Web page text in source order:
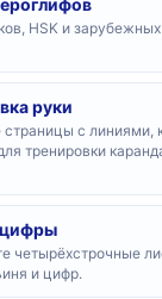
HSK и
руки
страницы с линиями,
тренировки
четырёхстрочные
и цифр.